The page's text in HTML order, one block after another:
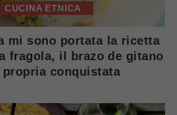
CUCINA ETNICA
mi sono portata la ricetta
fragola, il brazo de gitano
propria conquistata